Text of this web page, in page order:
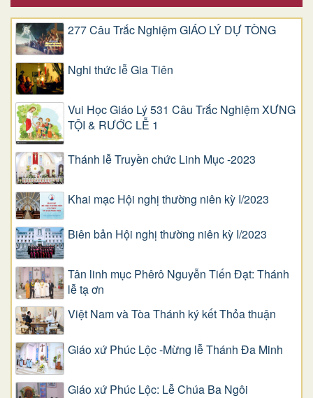
277 Câu Trắc Nghiệm GIÁO LÝ DỰ TÒNG
Nghi thức lễ Gia Tiên
Vui Học Giáo Lý 531 Câu Trắc Nghiệm XƯNG
TỘI & RƯỚC LỄ 1
Thánh lễ Truyền chức Linh Mục -2023
Khai mạc Hội nghị thường niên kỳ I/2023
Biên bản Hội nghị thường niên kỳ I/2023
Tân linh mục Phêrô Nguyễn Tiến Đạt: Thánh
lễ tạ ơn
Việt Nam và Tòa Thánh ký kết Thỏa thuận
Giáo xứ Phúc Lộc -Mừng lễ Thánh Đa Minh
Giáo xứ Phúc Lộc: Lễ Chúa Ba Ngôi